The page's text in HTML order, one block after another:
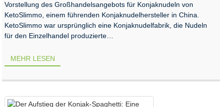
Vorstellung des Großhandelsangebots für Konjaknudeln von
KetoSlimmo, einem führenden Konjaknudelhersteller in China.
KetoSlimmo war ursprünglich eine Konjaknudelfabrik, die Nudeln
für den Einzelhandel produzierte…
MEHR LESEN